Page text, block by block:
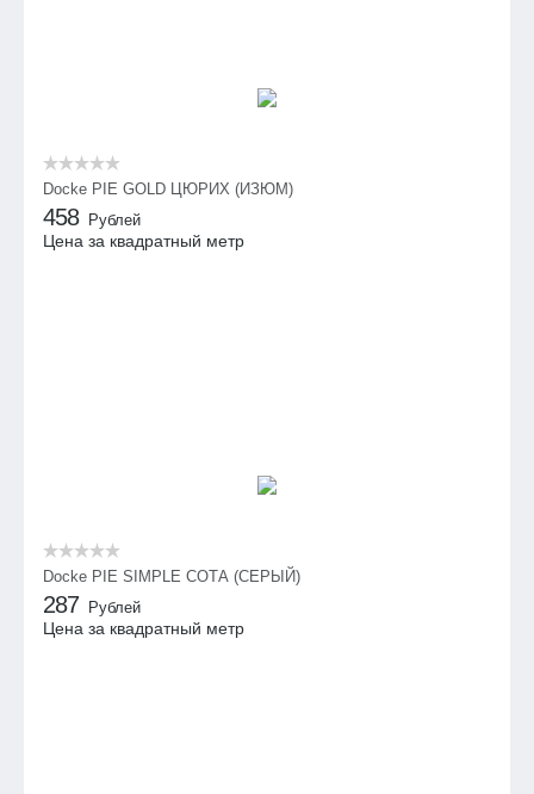
Docke PIE GOLD ЦЮРИХ (ИЗЮМ)
458 Рублей
Цена за квадратный метр
Docke PIE SIMPLE СОТА (СЕРЫЙ)
287 Рублей
Цена за квадратный метр